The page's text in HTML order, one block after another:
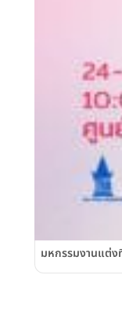
มหกรรมงานแต่